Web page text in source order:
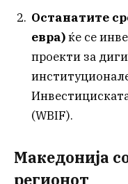
Останатите
евра)ќе се
проекти за
(WBIF).
Македонија
регионот